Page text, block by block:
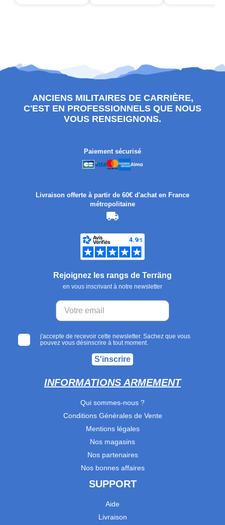
ANCIENS MILITAIRES DE CARRIÈRE,
C'EST EN PROFESSIONNELS QUE NOUS
VOUS RENSEIGNONS.
Paiement sécurisé
Livraison offerte à partir de 60€ d'achat en France
métropolitaine
Rejoignez les rangs de Terräng
en vous inscrivant à notre newsletter
j'accepte de recevoir cette newsletter. Sachez que vous
pouvez vous désinscrire à tout moment.
S'inscrire
INFORMATIONS ARMEMENT
Qui sommes-nous ?
Conditions Générales de Vente
Mentions légales
Nos magasins
Nos partenaires
Nos bonnes affaires
SUPPORT
Aide
Livraison